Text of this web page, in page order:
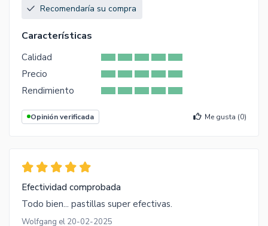
Recomendaría su compra
Características
Calidad
Precio
Rendimiento
Opinión verificada Me gusta (0)
Efectividad comprobada
Todo bien... pastillas super efectivas.
Wolfgang el 20-02-2025